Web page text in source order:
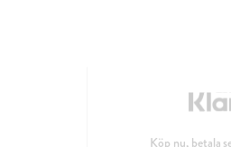
Köp nu, betala